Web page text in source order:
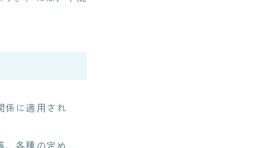
係に適用され